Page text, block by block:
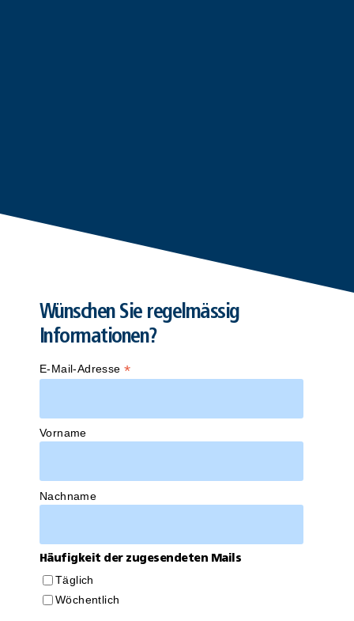
Wünschen Sie regelmässig
Informationen?
E-Mail-Adresse*
Vorname
Nachname
Häufigkeit der zugesendeten Mails
Täglich
Wöchentlich